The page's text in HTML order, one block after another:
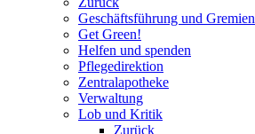
Geschäftsführung und Gremien
Get Green!
Helfen und spenden
Pflegedirektion
Zentralapotheke
Verwaltung
Lob und Kritik
Zurück